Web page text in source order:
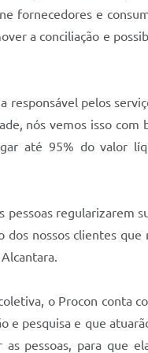
fornecedores e
a conciliação e
pelos
nós vemos isso com
até 95% do valor
regularizarem
dos nossos clientes
o Procon conta
pesquisa e que
pessoas, para que